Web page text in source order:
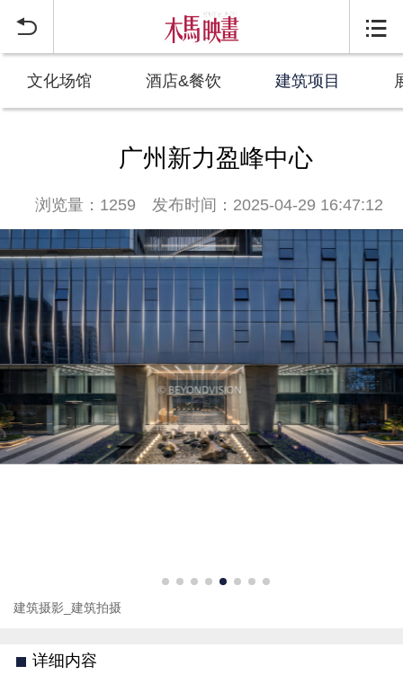
 
文化场馆 酒店&餐饮 建筑项目
广州新力盈峰中心
浏览量：1259 发布时间：2025-04-29 16:47:12
建筑摄影_建筑拍摄
详细内容